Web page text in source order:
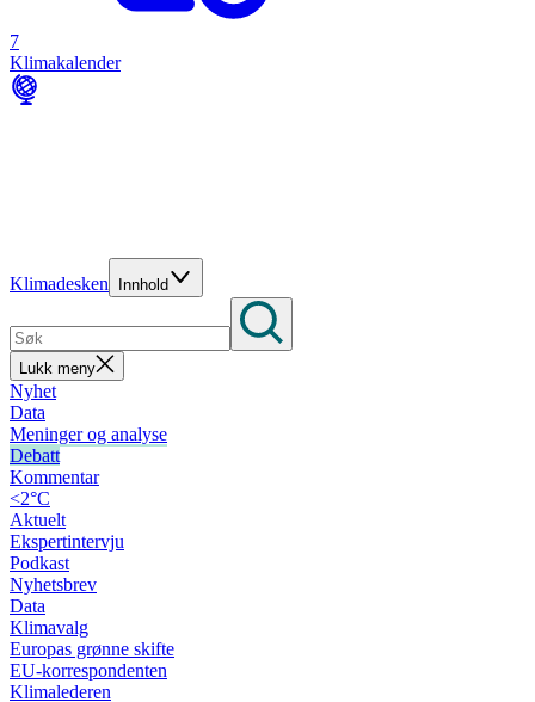
7
Klimakalender
Klimadesken Innhold
Lukk meny
Nyhet
Data
Meninger og analyse
Debatt
Kommentar
<2°C
Aktuelt
Ekspertintervju
Podkast
Nyhetsbrev
Data
Klimavalg
Europas grønne skifte
EU-korrespondenten
Klimalederen